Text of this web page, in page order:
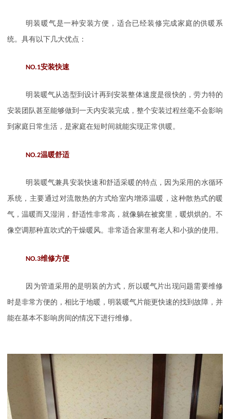
明装暖气是一种安装方便，适合已经装修完成家庭的供暖系
统。具有以下几大优点：
NO.1安装快速
明装暖气从选型到设计再到安装整体速度是很快的，劳力特的
安装团队甚至能够做到一天内安装完成，整个安装过程丝毫不会影响
到家庭日常生活，是家庭在短时间就能实现正常供暖。
NO.2温暖舒适
明装暖气兼具安装快速和舒适采暖的特点，因为采用的水循环
系统，主要通过对流散热的方式给室内增添温暖，这种散热式的暖
气，温暖而又湿润，舒适性非常高，就像躺在被窝里，暖烘烘的。不
像空调那种直吹式的干燥暖风。非常适合家里有老人和小孩的使用。
NO.3维修方便
因为管道采用的是明装的方式，所以暖气片出现问题需要维修
时是非常方便的，相比于地暖，明装暖气片能更快速的找到故障，并
能在基本不影响房间的情况下进行维修。